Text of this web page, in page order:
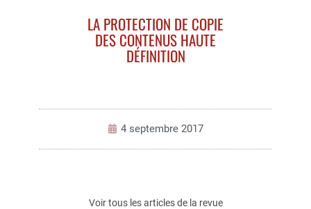
LA PROTECTION DE COPIE
DES CONTENUS HAUTE
DÉFINITION
4 septembre 2017
Voir tous les articles de la revue